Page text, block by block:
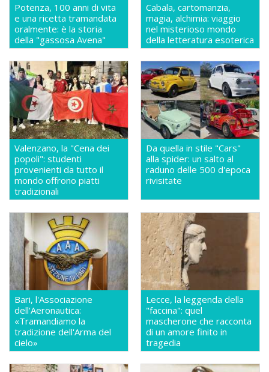
Potenza, 100 anni di vita
e una ricetta tramandata
oralmente: è la storia
della "gassosa Avena"
Cabala, cartomanzia,
magia, alchimia: viaggio
nel misterioso mondo
della letteratura esoterica
Valenzano, la "Cena dei
popoli": studenti
provenienti da tutto il
mondo offrono piatti
tradizionali
Da quella in stile "Cars"
alla spider: un salto al
raduno delle 500 d'epoca
rivisitate
Bari, l'Associazione
dell'Aeronautica:
«Tramandiamo la
tradizione dell'Arma del
cielo»
Lecce, la leggenda della
"faccina": quel
mascherone che racconta
di un amore finito in
tragedia